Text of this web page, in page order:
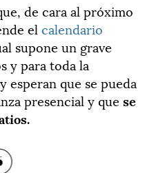
de cara al próximo
el calendario
supone un grave
y para toda la
esperan que se pueda
presencial y que se